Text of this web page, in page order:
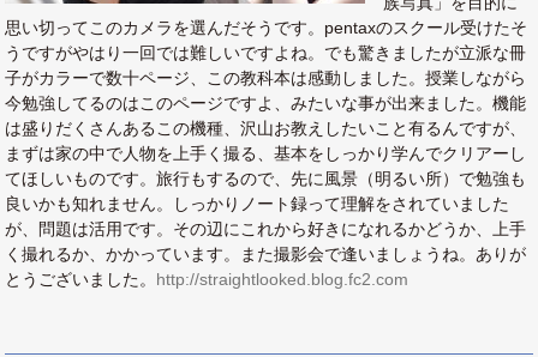
思い切ってこのカメラを選んだそうです。pentaxのスクール受けたそ
うですがやはり一回では難しいですよね。でも驚きましたが立派な冊
子がカラーで数十ページ、この教科本は感動しました。授業しながら
今勉強してるのはこのページですよ、みたいな事が出来ました。機能
は盛りだくさんあるこの機種、沢山お教えしたいこと有るんですが、
まずは家の中で人物を上手く撮る、基本をしっかり学んでクリアーし
てほしいものです。旅行もするので、先に風景（明るい所）で勉強も
良いかも知れません。しっかりノート録って理解をされていました
が、問題は活用です。その辺にこれから好きになれるかどうか、上手
く撮れるか、かかっています。また撮影会で逢いましょうね。ありが
とうございました。 http://straightlooked.blog.fc2.com